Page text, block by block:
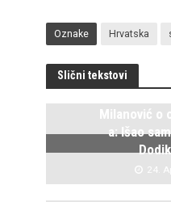
Oznake Hrvatska
Slični tekstovi
Milanović o
a: Išao
24.